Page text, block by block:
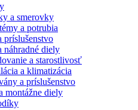
a smerovky
a potrubia
príslušenstvo
náhradné diely
a starostlivosť
a klimatizácia
a príslušenstvo
montážne diely